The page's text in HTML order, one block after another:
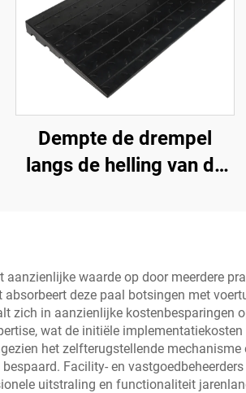
Dempte de drempel
langs de helling van de
trapmatten
aanzienlijke waarde op door meerdere
deze paal botsingen met
zich in aanzienlijke
wat de initiële
het zelfterugstellende
Facility- en
uitstraling en functionaliteit